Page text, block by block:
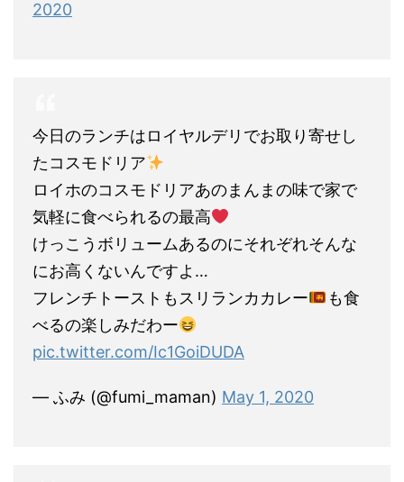
2020
今日のランチはロイヤルデリでお取り寄せし
たコスモドリア
ロイホのコスモドリアあのまんまの味で家で
気軽に食べられるの最高
けっこうボリュームあるのにそれぞれそんな
にお高くないんですよ…
フレンチトーストもスリランカカレー
も食
べるの楽しみだわー
pic.twitter.com/Ic1GoiDUDA
— ふみ (@fumi_maman) May 1, 2020